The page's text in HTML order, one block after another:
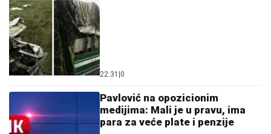
Haos u centru Sarajeva: Tuča navijača dva najveća
kluba, baklje na sve strane (FOTO)